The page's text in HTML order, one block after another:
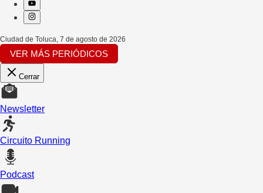
Ciudad de Toluca 7 de agosto de 2026
VER MÁS PERIÓDICOS
Cerrar
Newsletter
Circuito Running
Podcast